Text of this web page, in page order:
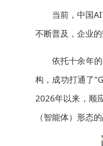
当前，中国
不断普及，企业
依托十余年
构，成功打通了
2026年以来，顺
（智能体）形态